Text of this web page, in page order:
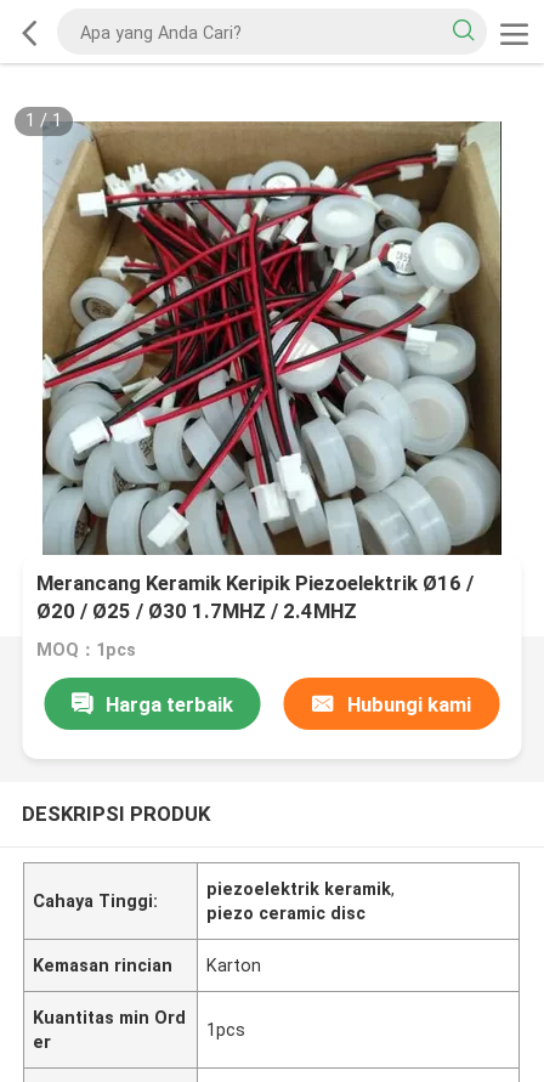
1 /1
Merancang Keramik Keripik Piezoelektrik Ø16 /
Ø20 / Ø25 / Ø30 1.7MHZ / 2.4MHZ
MOQ：1pcs
Harga terbaik Hubungi kami
DESKRIPSI PRODUK
Cahaya Tinggi:
piezoelektrik keramik,
piezo ceramic disc
Kemasan rincian Karton
Kuantitas min Ord
er
1pcs